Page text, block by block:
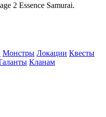
2 Essence Samurai.
Монстры Локации Квесты
Кланам